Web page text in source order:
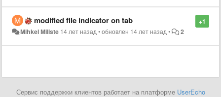
+1
modified file indicator on tab
Mihkel Miliste 14 лет назад•обновлен 14 лет назад• 2
Сервис поддержки клиентов работает на платформе UserEcho